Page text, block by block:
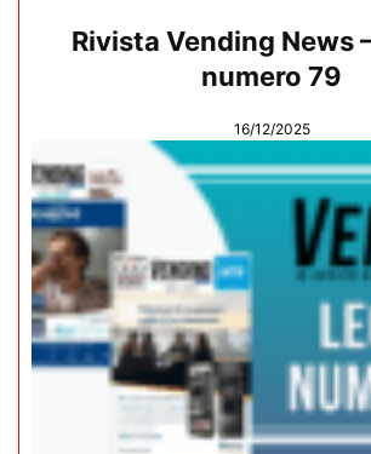
Rivista Vending News
numero 79
16/12/2025